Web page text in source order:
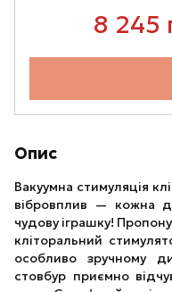
8 245
Опис
Вакуумна стимуляція
вібровплив — кожна
чудову іграшку!
кліторальний
особливо зручному
стовбур приємно